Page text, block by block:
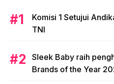
Komisi 1 Setujui
TNI
Sleek Baby raih
Brands of the Year